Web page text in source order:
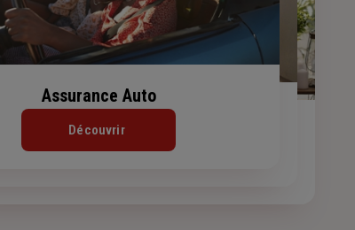
Assurance de prêt immobilier
Assurance Habitation
Découvrir
Assurance Auto
Découvrir